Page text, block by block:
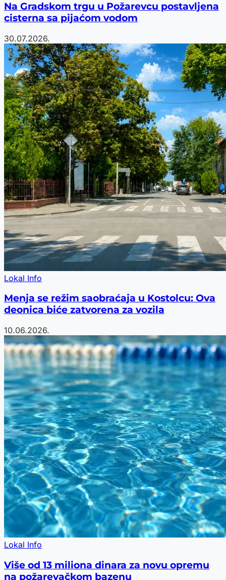
Na Gradskom trgu u Požarevcu postavljena
cisterna sa pijaćom vodom
30.07.2026.
Lokal Info
Menja se režim saobraćaja u Kostolcu: Ova
deonica biće zatvorena za vozila
10.06.2026.
Lokal Info
Više od 13 miliona dinara za novu opremu
na požarevačkom bazenu